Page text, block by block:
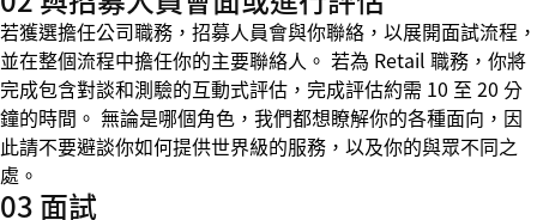
若獲選擔任公司職務，招募人員會與你聯絡，以展開面試流程，
並在整個流程中擔任你的主要聯絡人。 若為 Retail 職務，你將
完成包含對談和測驗的互動式評估，完成評估約需 10 至 20 分
鐘的時間。 無論是哪個角色，我們都想瞭解你的各種面向，因
此請不要避談你如何提供世界級的服務，以及你的與眾不同之
處。
03 面試